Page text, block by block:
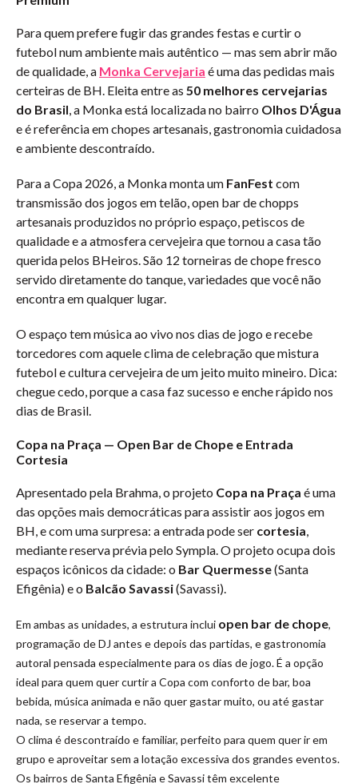
Para quem prefere fugir das grandes festas e curtir o
futebol num ambiente mais autêntico — mas sem abrir mão
de qualidade, a Monka Cervejaria é uma das pedidas mais
certeiras de BH. Eleita entre as 50 melhores cervejarias
do Brasil , a Monka está localizada no bairro Olhos D'Água
e é referência em chopes artesanais, gastronomia cuidadosa
e ambiente descontraído.
Para a Copa 2026, a Monka monta um FanFest com
transmissão dos jogos em telão, open bar de chopps
artesanais produzidos no próprio espaço, petiscos de
qualidade e a atmosfera cervejeira que tornou a casa tão
querida pelos BHeiros. São 12 torneiras de chope fresco
servido diretamente do tanque, variedades que você não
encontra em qualquer lugar.
O espaço tem música ao vivo nos dias de jogo e recebe
torcedores com aquele clima de celebração que mistura
futebol e cultura cervejeira de um jeito muito mineiro. Dica:
chegue cedo, porque a casa faz sucesso e enche rápido nos
dias de Brasil.
Copa na Praça — Open Bar de Chope e Entrada
Cortesia
Apresentado pela Brahma, o projeto Copa na Praça é uma
das opções mais democráticas para assistir aos jogos em
BH, e com uma surpresa: a entrada pode ser cortesia
mediante reserva prévia pelo Sympla. O projeto ocupa dois
espaços icônicos da cidade: o Bar Quermesse(Santa
Efigênia) e o Balcão Savassi(Savassi).
Em ambas as unidades, a estrutura inclui open bar de chope,
programação de DJ antes e depois das partidas, e gastronomia
autoral pensada especialmente para os dias de jogo. É a opção
ideal para quem quer curtir a Copa com conforto de bar, boa
bebida, música animada e não quer gastar muito, ou até gastar
nada, se reservar a tempo.
O clima é descontraído e familiar, perfeito para quem quer ir em
grupo e aproveitar sem a lotação excessiva dos grandes eventos.
Os bairros de Santa Efigênia e Savassi têm excelente